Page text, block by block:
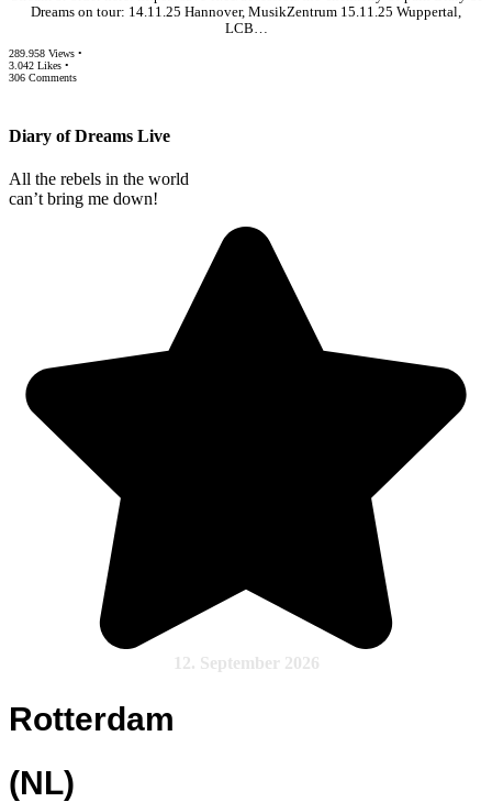
Dreams on tour: 14.11.25 Hannover, MusikZentrum 15.11.25 Wuppertal,
LCB…
289.958 Views •
3.042 Likes •
306 Comments
Diary of Dreams Live
All the rebels in the world
can’t bring me down!
12. September 2026
Rotterdam
(NL)